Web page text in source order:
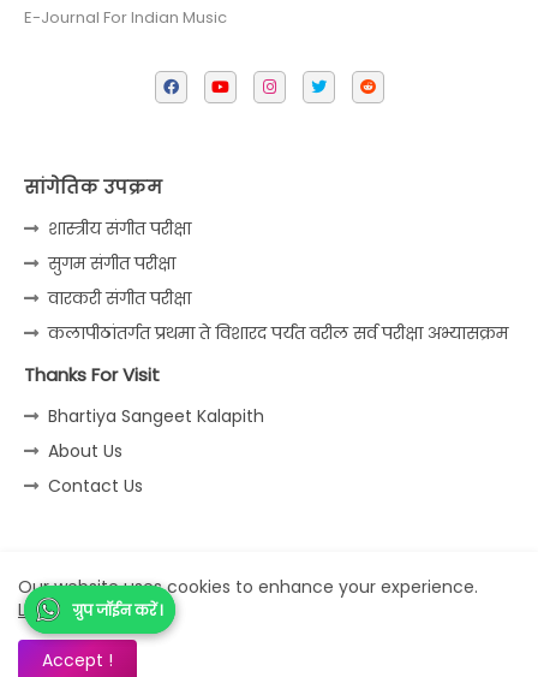
ग्रुप जॉईन करें I
E-Journal For Indian Music
सांगेतिक उपक्रम
शास्त्रीय संगीत परीक्षा
सुगम संगीत परीक्षा
वारकरी संगीत परीक्षा
कलापीठांतर्गत प्रथमा ते विशारद पर्यंत वरील सर्व परीक्षा अभ्यासक्रम
Thanks For Visit
Bhartiya Sangeet Kalapith
About Us
Contact Us
Home Contact us Privacy Policy
All Right Reserved Copyright © Sangeet Jagat
Our website uses cookies to enhance your experience.
Learn More
Accept !
ग्रुप जॉईन करें I